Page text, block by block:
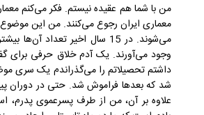
من با شما هم عقیده نیستم. فکر می‌کنم
معماری ایران رجوع می‌کنند. من این موضوع
می‌شوند. در 15 سال اخیر
وجود می‌آورند. یک آدم خلاق حرفی برای
داشتم تحصیلاتم را می‌گذراندم یک سری
شد که بعدها فراموش شد. حتی در دوران
علاوه بر آن، من از طرف پسرعموی پدرم،